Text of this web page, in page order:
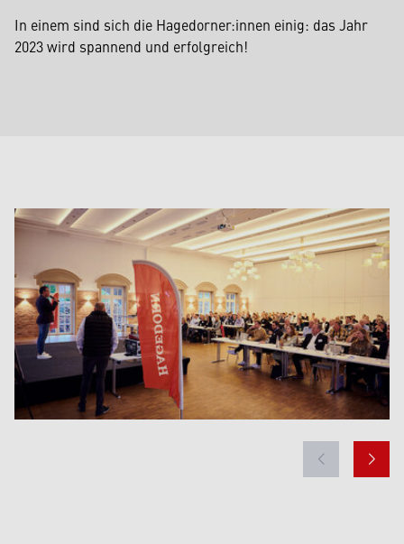
In einem sind sich die Hagedorner:innen einig: das Jahr
2023 wird spannend und erfolgreich!